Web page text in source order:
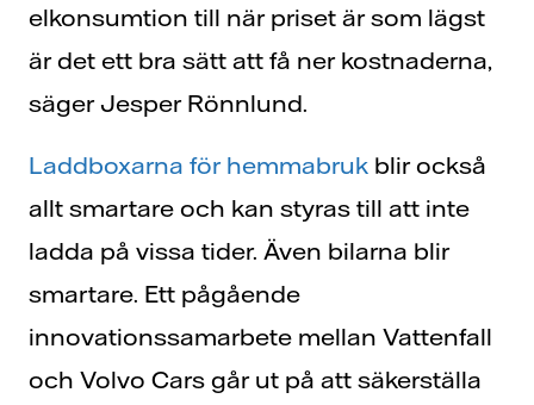
elkonsumtion till när priset är som lägst
är det ett bra sätt att få ner kostnaderna,
säger Jesper Rönnlund.
Laddboxarna för hemmabruk blir också
allt smartare och kan styras till att inte
ladda på vissa tider. Även bilarna blir
smartare. Ett pågående
innovationssamarbete mellan Vattenfall
och Volvo Cars går ut på att säkerställa